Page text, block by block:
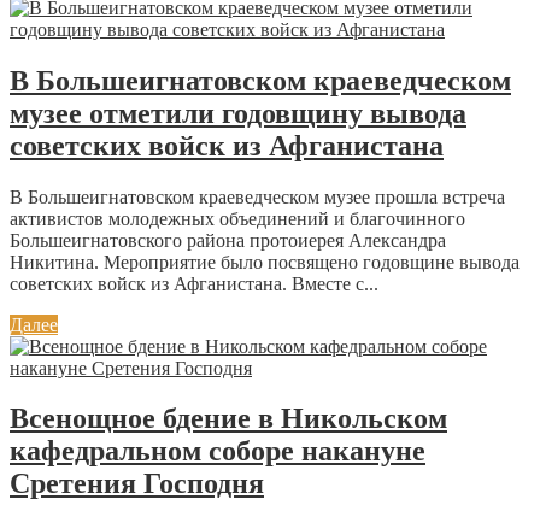
В Большеигнатовском краеведческом
музее отметили годовщину вывода
советских войск из Афганистана
В Большеигнатовском краеведческом музее прошла встреча
активистов молодежных объединений и благочинного
Большеигнатовского района протоиерея Александра
Никитина. Мероприятие было посвящено годовщине вывода
советских войск из Афганистана. Вместе с...
Далее
Всенощное бдение в Никольском
кафедральном соборе накануне
Сретения Господня